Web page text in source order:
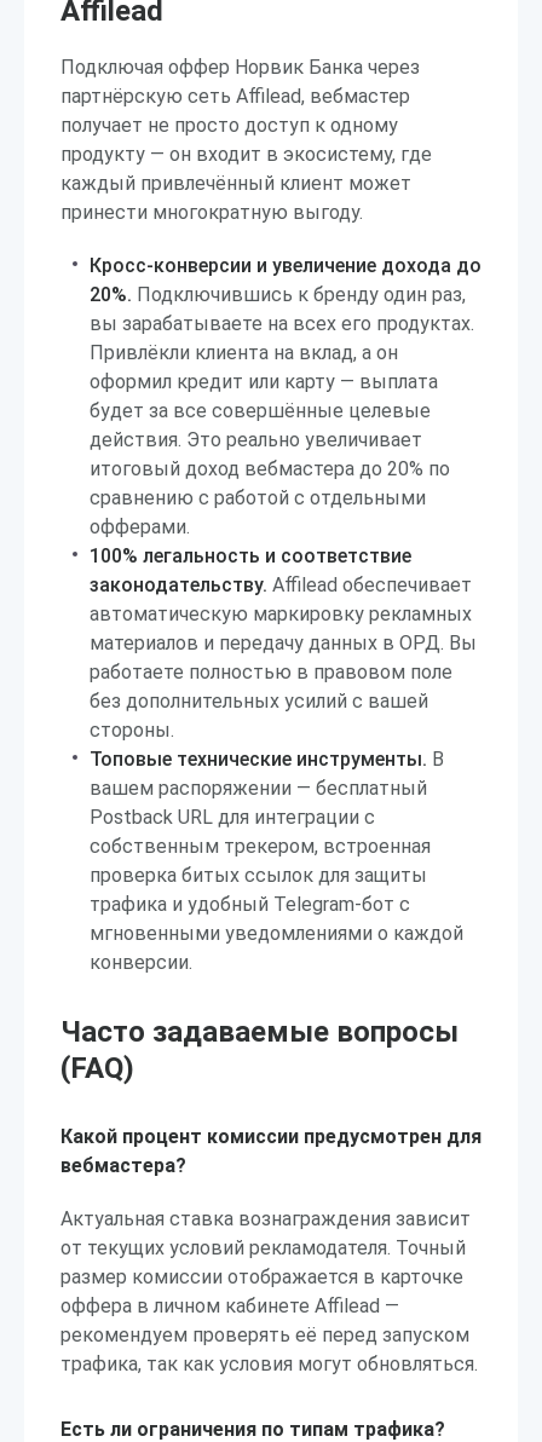
Affilead
Подключая оффер Норвик Банка через
партнёрскую сеть Affilead, вебмастер
получает не просто доступ к одному
продукту — он входит в экосистему, где
каждый привлечённый клиент может
принести многократную выгоду.
Кросс-конверсии и увеличение дохода до
20%. Подключившись к бренду один раз,
вы зарабатываете на всех его продуктах.
Привлёкли клиента на вклад, а он
оформил кредит или карту — выплата
будет за все совершённые целевые
действия. Это реально увеличивает
итоговый доход вебмастера до 20% по
сравнению с работой с отдельными
офферами.
100% легальность и соответствие
законодательству. Affilead обеспечивает
автоматическую маркировку рекламных
материалов и передачу данных в ОРД. Вы
работаете полностью в правовом поле
без дополнительных усилий с вашей
стороны.
Топовые технические инструменты. В
вашем распоряжении — бесплатный
Postback URL для интеграции с
собственным трекером, встроенная
проверка битых ссылок для защиты
трафика и удобный Telegram-бот с
мгновенными уведомлениями о каждой
конверсии.
Часто задаваемые вопросы
(FAQ)
Какой процент комиссии предусмотрен для
вебмастера?
Актуальная ставка вознаграждения зависит
от текущих условий рекламодателя. Точный
размер комиссии отображается в карточке
оффера в личном кабинете Affilead —
рекомендуем проверять её перед запуском
трафика, так как условия могут обновляться.
Есть ли ограничения по типам трафика?